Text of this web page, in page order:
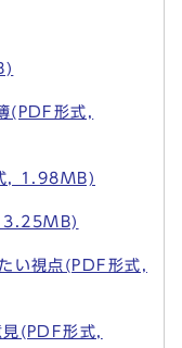
(PDF形式,
, 1.98MB)
3.25MB)
い視点(PDF形式,
(PDF形式,